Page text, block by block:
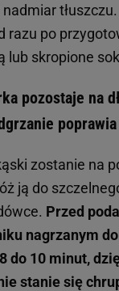
razu po
lub skropione
pozostaje na
zostanie na
ją do
Przed
nagrzanym
do 10 minut,
stanie się